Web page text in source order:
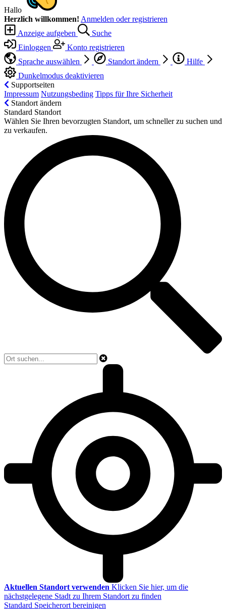
Hallo
Herzlich willkommen! Anmelden oder registrieren
Anzeige aufgeben
Suche
Einloggen
Konto registrieren
Sprache auswählen
Standort ändern
Hilfe
Dunkelmodus deaktivieren
Supportseiten
Impressum Nutzungsbeding Tipps für Ihre Sicherheit
Standort ändern
Standard Standort
Wählen Sie Ihren bevorzugten Standort, um schneller zu suchen und
zu verkaufen.
Aktuellen Standort verwenden Klicken Sie hier, um die
nächstgelegene Stadt zu Ihrem Standort zu finden
Standard Speicherort bereinigen